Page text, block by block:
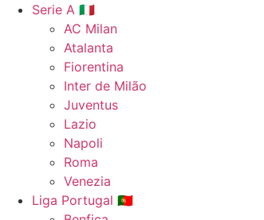
Serie A 🇮🇹
AC Milan
Atalanta
Fiorentina
Inter de Milão
Juventus
Lazio
Napoli
Roma
Venezia
Liga Portugal 🇵🇹